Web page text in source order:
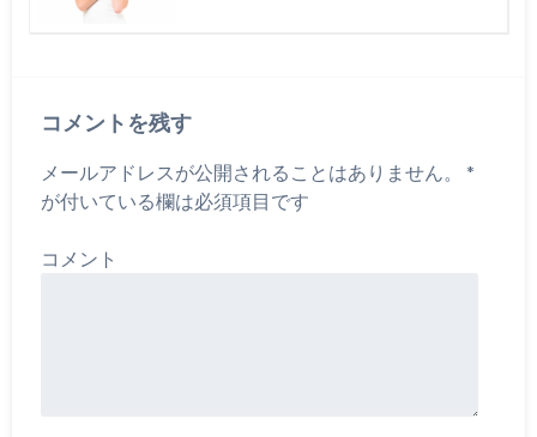
コメントを残す
メールアドレスが公開されることはありません。
*
が付いている欄は必須項目です
コメント